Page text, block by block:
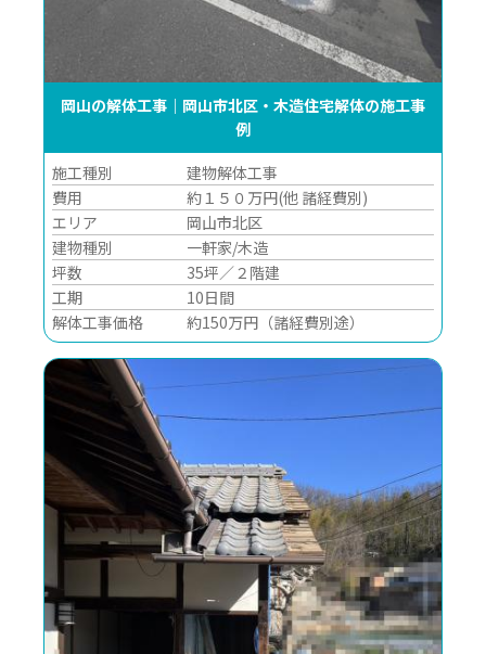
岡山の解体工事｜岡山市北区・木造住宅解体の施工事
例
施工種別
建物解体工事
費用
約１５０万円(他 諸経費別)
エリア
岡山市北区
建物種別
一軒家/木造
坪数
35坪／２階建
工期
10日間
解体工事価格
約150万円（諸経費別途）